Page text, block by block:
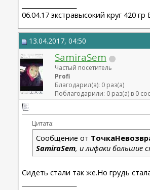
06.04.17 экстравысокий круг 420
13.04.2017, 04:50
SamiraSem
Частый посетитель
Profi
Благодарил(а): 0 раз(а)
Поблагодарили: 0 раз(а) в 0
Цитата:
Сообщение от
SamiraSem, и лифаки большие
Сидеть стали так же.Но грудь